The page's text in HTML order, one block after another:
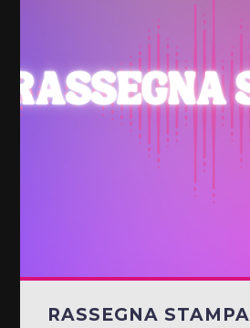
RASSEGNA STAMPA